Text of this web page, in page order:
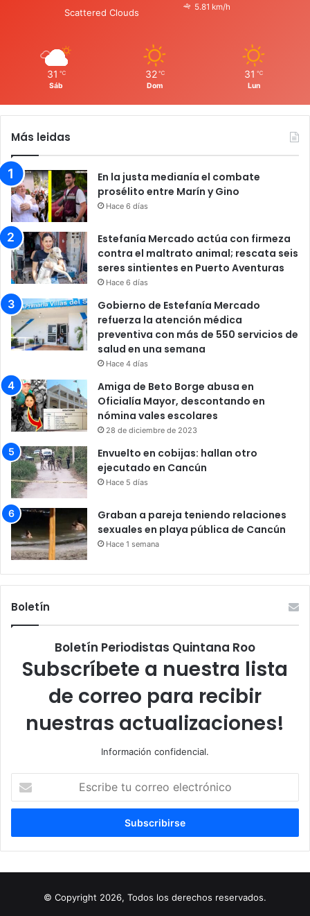
Scattered Clouds
5.81 km/h
31 ℃
Sáb
32 ℃
Dom
31 ℃
Lun
Más leidas
En la justa medianía el combate
prosélito entre Marín y Gino
Hace 6 días
Estefanía Mercado actúa con firmeza
contra el maltrato animal; rescata seis
seres sintientes en Puerto Aventuras
Hace 6 días
Gobierno de Estefanía Mercado
refuerza la atención médica
preventiva con más de 550 servicios de
salud en una semana
Hace 4 días
Amiga de Beto Borge abusa en
Oficialía Mayor, descontando en
nómina vales escolares
28 de diciembre de 2023
Envuelto en cobijas: hallan otro
ejecutado en Cancún
Hace 5 días
Graban a pareja teniendo relaciones
sexuales en playa pública de Cancún
Hace 1 semana
Boletín
Boletín Periodistas Quintana Roo
Subscríbete a nuestra lista
de correo para recibir
nuestras actualizaciones!
Información confidencial.
correo
© Copyright 2026, Todos los derechos reservados.